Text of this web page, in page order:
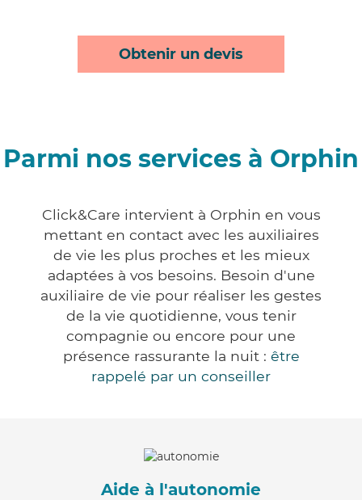
Obtenir un devis
Parmi nos services à Orphin
Click&Care intervient à Orphin en vous
mettant en contact avec les auxiliaires
de vie les plus proches et les mieux
adaptées à vos besoins. Besoin d'une
auxiliaire de vie pour réaliser les gestes
de la vie quotidienne, vous tenir
compagnie ou encore pour une
présence rassurante la nuit : être
rappelé par un conseiller
Aide à l'autonomie